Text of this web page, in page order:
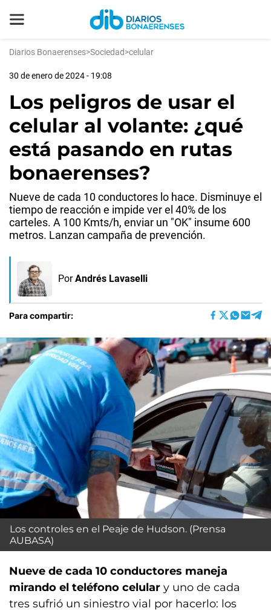
Diarios Bonaerenses>Sociedad>celular
30 de enero de 2024 - 19:08
Los peligros de usar el
celular al volante: ¿qué
está pasando en rutas
bonaerenses?
Nueve de cada 10 conductores lo hace. Disminuye el
tiempo de reacción e impide ver el 40% de los
carteles. A 100 Kmts/h, enviar un "OK" insume 600
metros. Lanzan campaña de prevención.
Por Andrés Lavaselli
Para compartir:
Los controles en el Peaje de Hudson. (Prensa
AUBASA)
Nueve de cada 10 conductores maneja
mirando el teléfono celular y uno de cada
tres sufrió un siniestro vial por hacerlo: los